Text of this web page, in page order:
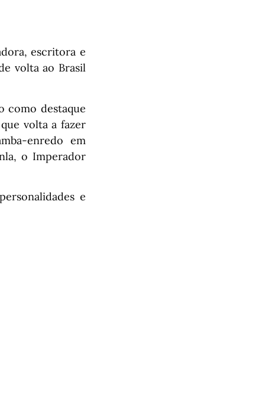
escritora e
volta ao Brasil
como destaque
volta a fazer
enredo em
o Imperador
e